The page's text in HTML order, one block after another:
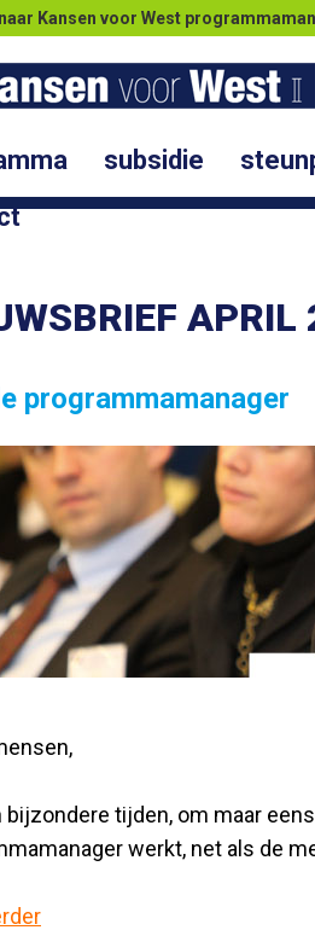
Kansen voor West
subsidie
APRIL
programmamanager
tijden, om maar
werkt, net als de